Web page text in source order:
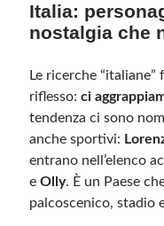
Italia:
nostalgia che
Le ricerche
riflesso:ci
tendenza ci sono
anche sportivi:
entrano nell’elenco
eOlly. È un Paese
palcoscenico, stadio